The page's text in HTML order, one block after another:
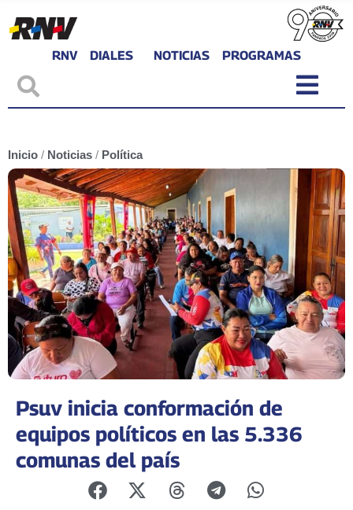
RNV DIALES NOTICIAS PROGRAMAS
Inicio / Noticias / Política
Psuv inicia conformación de
equipos políticos en las 5.336
comunas del país